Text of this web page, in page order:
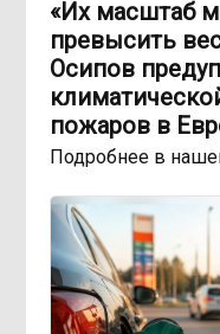
«Их масштаб
превысить
Осипов
пожаров в
Подробнее в